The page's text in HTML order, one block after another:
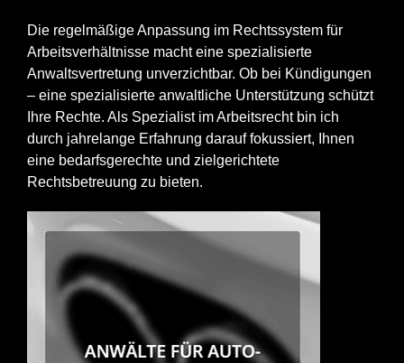
Die regelmäßige Anpassung im Rechtssystem für
Arbeitsverhältnisse macht eine spezialisierte
Anwaltsvertretung unverzichtbar. Ob bei Kündigungen
– eine spezialisierte anwaltliche Unterstützung schützt
Ihre Rechte. Als Spezialist im Arbeitsrecht bin ich
durch jahrelange Erfahrung darauf fokussiert, Ihnen
eine bedarfsgerechte und zielgerichtete
Rechtsbetreuung zu bieten.